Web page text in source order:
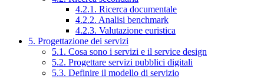
4.2.1. Ricerca documentale
4.2.2. Analisi benchmark
4.2.3. Valutazione euristica
5. Progettazione dei servizi
5.1. Cosa sono i servizi e il service design
5.2. Progettare servizi pubblici digitali
5.3. Definire il modello di servizio